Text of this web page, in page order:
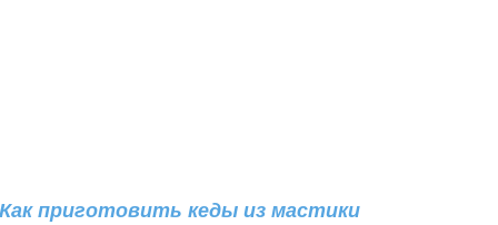
Как приготовить кеды из мастики